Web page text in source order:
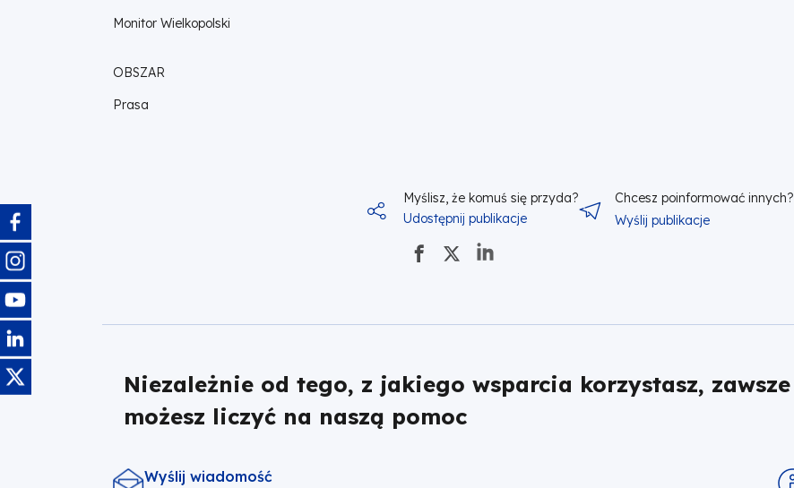
Monitor Wielkopolski
OBSZAR
Prasa
Myślisz, że komuś się przyda?
Udostępnij publikacje
Chcesz poinformować innych?
Wyślij publikacje
Niezależnie od tego, z jakiego wsparcia korzystasz, zawsze
możesz liczyć na naszą pomoc
Wyślij wiadomość
Obraz
Obraz
Obraz
Obraz
Obraz